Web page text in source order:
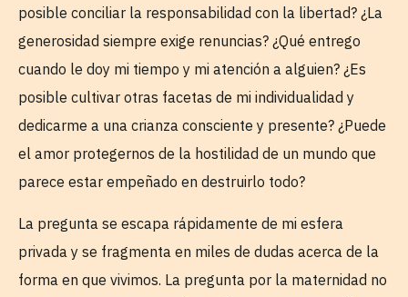
posible conciliar la responsabilidad con la libertad? ¿La
generosidad siempre exige renuncias? ¿Qué entrego
cuando le doy mi tiempo y mi atención a alguien? ¿Es
posible cultivar otras facetas de mi individualidad y
dedicarme a una crianza consciente y presente? ¿Puede
el amor protegernos de la hostilidad de un mundo que
parece estar empeñado en destruirlo todo?
La pregunta se escapa rápidamente de mi esfera
privada y se fragmenta en miles de dudas acerca de la
forma en que vivimos. La pregunta por la maternidad no